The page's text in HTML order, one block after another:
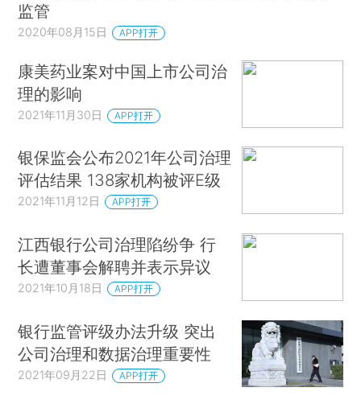
监管
2020年08月15日 APP打开
康美药业案对中国上市公司治
理的影响
2021年11月30日 APP打开
银保监会公布2021年公司治理
评估结果 138家机构被评E级
2021年11月12日 APP打开
江西银行公司治理陷纷争 行
长遭董事会解聘并表示异议
2021年10月18日 APP打开
银行监管评级办法升级 突出
公司治理和数据治理重要性
2021年09月22日 APP打开